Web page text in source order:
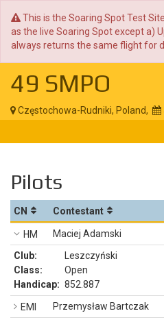
This is the Soaring Spot Test
as the live Soaring Spot except a)
always returns the same flight for
49 SMPO
Częstochowa-Rudniki, Poland,
Pilots
CN Contestant
HM Maciej Adamski
Club:
Leszczyński
Class:
Open
Handicap: 852.887
EMI Przemysław Bartczak